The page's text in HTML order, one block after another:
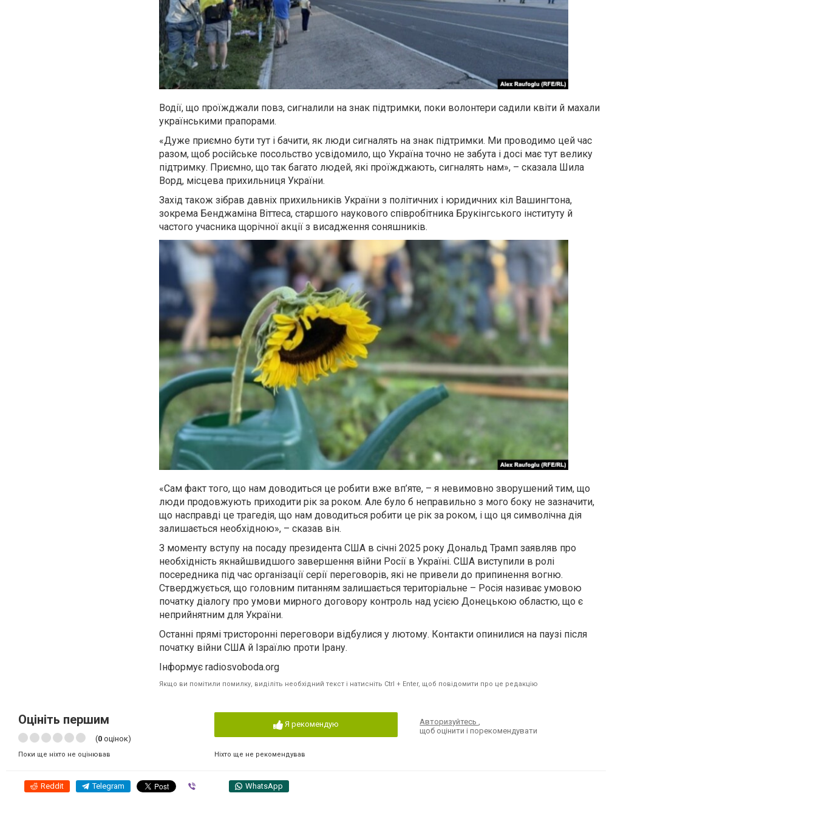
Водії, що проїжджали повз, сигналили на знак підтримки, поки волонтери садили квіти й махали
українськими прапорами.
«Дуже приємно бути тут і бачити, як люди сигналять на знак підтримки. Ми проводимо цей час
разом, щоб російське посольство усвідомило, що Україна точно не забута і досі має тут велику
підтримку. Приємно, що так багато людей, які проїжджають, сигналять нам», – сказала Шила
Ворд, місцева прихильниця України.
Захід також зібрав давніх прихильників України з політичних і юридичних кіл Вашингтона,
зокрема Бенджаміна Віттеса, старшого наукового співробітника Брукінгського інституту й
частого учасника щорічної акції з висадження соняшників.
«Сам факт того, що нам доводиться це робити вже вп’яте, – я невимовно зворушений тим, що
люди продовжують приходити рік за роком. Але було б неправильно з мого боку не зазначити,
що насправді це трагедія, що нам доводиться робити це рік за роком, і що ця символічна дія
залишається необхідною», – сказав він.
З моменту вступу на посаду президента США в січні 2025 року Дональд Трамп заявляв про
необхідність якнайшвидшого завершення війни Росії в Україні. США виступили в ролі
посередника під час організації серії переговорів, які не привели до припинення вогню.
Стверджується, що головним питанням залишається територіальне – Росія називає умовою
початку діалогу про умови мирного договору контроль над усією Донецькою областю, що є
неприйнятним для України.
Останні прямі тристоронні переговори відбулися у лютому. Контакти опинилися на паузі після
початку війни США й Ізраїлю проти Ірану.
Інформує radiosvoboda.org
Якщо ви помітили помилку, виділіть необхідний текст і натисніть Ctrl + Enter, щоб повідомити про це редакцію
Оцініть першим
(0 оцінок)
Поки ще ніхто не оцінював
Я рекомендую
Ніхто ще не рекомендував
Авторизуйтесь,
щоб оцінити і порекомендувати
Reddit Telegram WhatsApp